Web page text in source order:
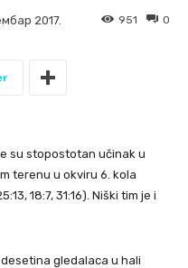
2017. 0
951
su stopostotan učinak u
terenu u okviru 6. kola
18:7, 31:16). Niški tim je i
gledalaca u hali